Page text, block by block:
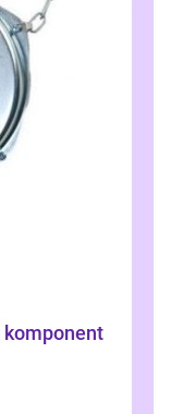
komponent